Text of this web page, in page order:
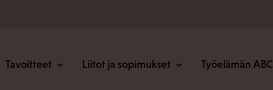
Tavoitteet Liitot ja sopimukset Työelämän ABC